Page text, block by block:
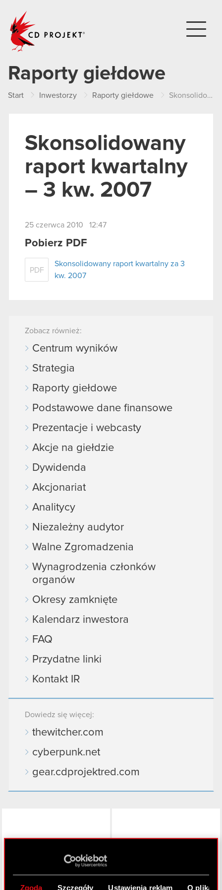
Zgoda Szczegóły Ustawienia reklam O
Raporty giełdowe
Start Inwestorzy Raporty giełdowe Skonsolidowany raport kwartalny – 3 kw. 2007
Skonsolidowany
raport kwartalny
– 3 kw. 2007
25 czerwca 2010 12:47
Pobierz PDF
PDF
Skonsolidowany raport kwartalny za 3
kw. 2007
Zobacz również:
Centrum wyników
Strategia
Raporty giełdowe
Podstawowe dane finansowe
Prezentacje i webcasty
Akcje na giełdzie
Dywidenda
Akcjonariat
Analitycy
Niezależny audytor
Walne Zgromadzenia
Wynagrodzenia członków
organów
Okresy zamknięte
Kalendarz inwestora
FAQ
Przydatne linki
Kontakt IR
Dowiedz się więcej:
thewitcher.com
cyberpunk.net
gear.cdprojektred.com